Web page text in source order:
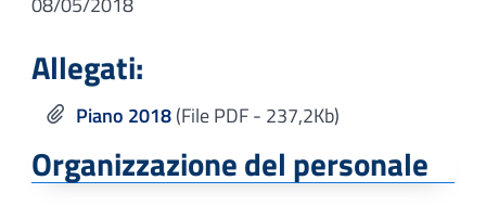
Allegati:
Piano 2018(File PDF - 237,2Kb)
Organizzazione del personale